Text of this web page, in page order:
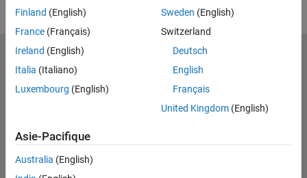
Finland (English)
France (Français)
Ireland (English)
Italia (Italiano)
Luxembourg (English)
Sweden (English)
Switzerland
Deutsch
English
Français
United Kingdom(English)
Asie-Pacifique
Australia (English)
MathWorks
Accelerating the pace of engineering and science
Se former